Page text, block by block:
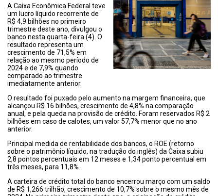
A Caixa Econômica Federal teve
um lucro líquido recorrente de
R$ 4,9 bilhões no primeiro
trimestre deste ano, divulgou o
banco nesta quarta-feira (4). O
resultado representa um
crescimento de 71,5% em
relação ao mesmo período de
2024 e de 7,9% quando
comparado ao trimestre
imediatamente anterior.
O resultado foi puxado pelo aumento na margem financeira, que
alcançou R$ 16 bilhões, crescimento de 4,8% na comparação
anual, e pela queda na provisão de crédito. Foram reservados R$ 2
bilhões em caso de calotes, um valor 57,7% menor que no ano
anterior.
Principal medida de rentabilidade dos bancos, o ROE (retorno
sobre o patrimônio líquido, na tradução do inglês) da Caixa subiu
2,8 pontos percentuais em 12 meses e 1,34 ponto percentual em
três meses, para 11,8%.
A carteira de crédito total do banco encerrou março com um saldo
de R$ 1,266 trilhão, crescimento de 10,7% sobre o mesmo mês de